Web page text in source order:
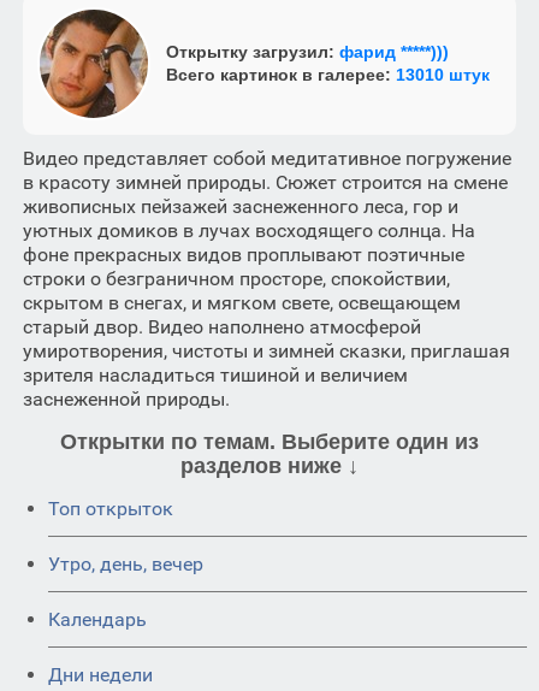
Открытку загрузил: фарид *****)))
Всего картинок в галерее: 13010 штук
Видео представляет собой медитативное погружение
в красоту зимней природы. Сюжет строится на смене
живописных пейзажей заснеженного леса, гор и
уютных домиков в лучах восходящего солнца. На
фоне прекрасных видов проплывают поэтичные
строки о безграничном просторе, спокойствии,
скрытом в снегах, и мягком свете, освещающем
старый двор. Видео наполнено атмосферой
умиротворения, чистоты и зимней сказки, приглашая
зрителя насладиться тишиной и величием
заснеженной природы.
Открытки по темам. Выберите один из
разделов ниже ↓
Топ открыток
Утро, день, вечер
Календарь
Дни недели